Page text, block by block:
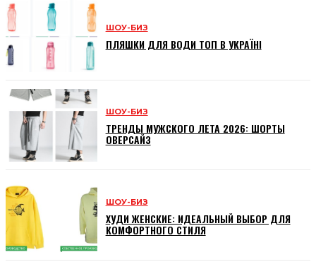
ШОУ-БИЗ
ПЛЯШКИ ДЛЯ ВОДИ ТОП В УКРАЇНІ
ШОУ-БИЗ
ТРЕНДЫ МУЖСКОГО ЛЕТА 2026: ШОРТЫ
ОВЕРСАЙЗ
ШОУ-БИЗ
ХУДИ ЖЕНСКИЕ: ИДЕАЛЬНЫЙ ВЫБОР ДЛЯ
КОМФОРТНОГО СТИЛЯ